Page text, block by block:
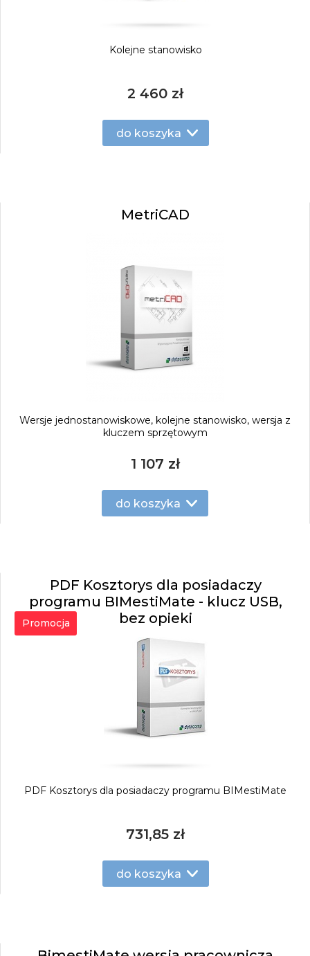
Kolejne stanowisko
2 460 zł
do koszyka
MetriCAD
Wersje jednostanowiskowe, kolejne stanowisko, wersja z
kluczem sprzętowym
1 107 zł
do koszyka
PDF Kosztorys dla posiadaczy
programu BIMestiMate - klucz USB,
bez opieki
Promocja
PDF Kosztorys dla posiadaczy programu BIMestiMate
731,85 zł
do koszyka